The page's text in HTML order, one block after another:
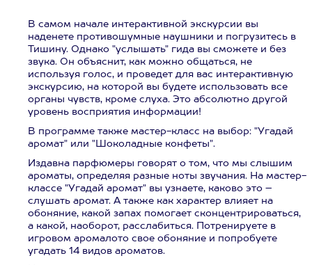
В самом начале интерактивной экскурсии вы
наденете противошумные наушники и погрузитесь в
Тишину. Однако "услышать" гида вы сможете и без
звука. Он объяснит, как можно общаться, не
используя голос, и проведет для вас интерактивную
экскурсию, на которой вы будете использовать все
органы чувств, кроме слуха. Это абсолютно другой
уровень восприятия информации!
В программе также мастер-класс на выбор: "Угадай
аромат" или "Шоколадные конфеты".
Издавна парфюмеры говорят о том, что мы слышим
ароматы, определяя разные ноты звучания. На мастер-
классе "Угадай аромат" вы узнаете, каково это –
слушать аромат. А также как характер влияет на
обоняние, какой запах помогает сконцентрироваться,
а какой, наоборот, расслабиться. Потренируете в
игровом аромалото свое обоняние и попробуете
угадать 14 видов ароматов.